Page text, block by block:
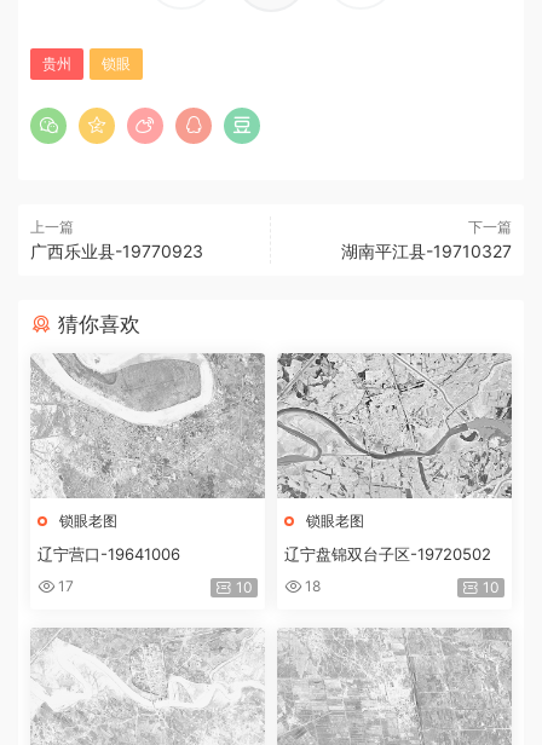
贵州 锁眼
上一篇
广西乐业县-19770923
下一篇
湖南平江县-19710327
猜你喜欢
锁眼老图
辽宁营口-19641006
17 10
锁眼老图
辽宁盘锦双台子区-19720502
18 10